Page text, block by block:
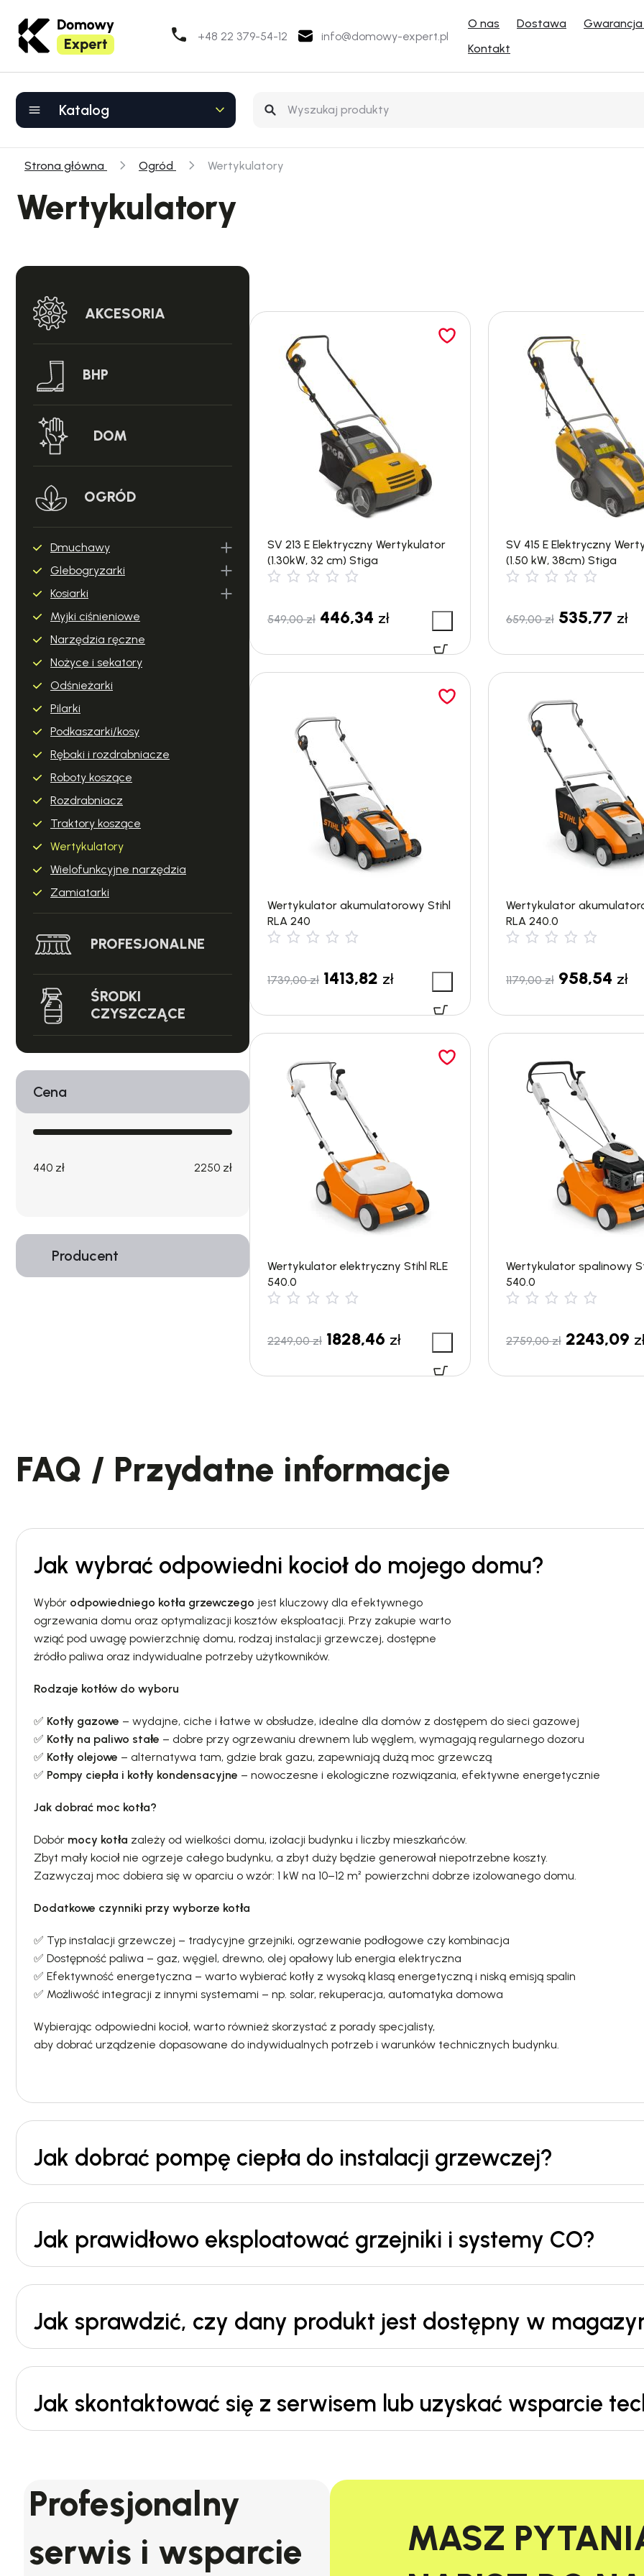
+48 22 379-54-12 info@domowy-expert.pl
O nas Dostawa
Kontakt
Katalog
Strona główna Ogród Wertykulatory
Wertykulatory
AKCESORIA
BHP
DOM
OGRÓD
Dmuchawy
Glebogryzarki
Kosiarki
Myjki ciśnieniowe
Narzędzia ręczne
Nożyce i sekatory
Odśnieżarki
Pilarki
Podkaszarki/kosy
Rębaki i rozdrabniacze
Roboty koszące
Rozdrabniacz
Traktory koszące
Wertykulatory
Wielofunkcyjne narzędzia
Zamiatarki
PROFESJONALNE
ŚRODKI
CZYSZCZĄCE
Cena
440 zł 2250 zł
Producent
SV 213 E Elektryczny Wertykulator
(1.30kW, 32 cm) Stiga
549,00zł 446,34 zł
SV 415 E Elektryczny
(1.50 kW, 38cm) Stiga
659,00zł 535,77 zł
Wertykulator akumulatorowy Stihl
RLA 240
1739,00zł 1413,82 zł
Wertykulator
RLA 240.0
1179,00zł 958,54 zł
Wertykulator elektryczny Stihl RLE
540.0
2249,00zł 1828,46 zł
Wertykulator spalinowy
540.0
2759,00zł 2243,09 zł
FAQ / Przydatne informacje
Jak wybrać odpowiedni kocioł do mojego domu?
Wybór odpowiedniego kotła grzewczego jest kluczowy dla efektywnego
ogrzewania domu oraz optymalizacji kosztów eksploatacji. Przy zakupie warto
wziąć pod uwagę powierzchnię domu, rodzaj instalacji grzewczej, dostępne
źródło paliwa oraz indywidualne potrzeby użytkowników.
Rodzaje kotłów do wyboru
✅ Kotły gazowe – wydajne, ciche i łatwe w obsłudze, idealne dla domów z dostępem do sieci gazowej
✅ Kotły na paliwo stałe – dobre przy ogrzewaniu drewnem lub węglem, wymagają regularnego dozoru
✅ Kotły olejowe – alternatywa tam, gdzie brak gazu, zapewniają dużą moc grzewczą
✅ Pompy ciepła i kotły kondensacyjne – nowoczesne i ekologiczne rozwiązania, efektywne energetycznie
Jak dobrać moc kotła?
Dobór mocy kotła zależy od wielkości domu, izolacji budynku i liczby mieszkańców.
Zbyt mały kocioł nie ogrzeje całego budynku, a zbyt duży będzie generował niepotrzebne koszty.
Zazwyczaj moc dobiera się w oparciu o wzór: 1 kW na 10–12 m² powierzchni dobrze izolowanego domu.
Dodatkowe czynniki przy wyborze kotła
✅ Typ instalacji grzewczej – tradycyjne grzejniki, ogrzewanie podłogowe czy kombinacja
✅ Dostępność paliwa – gaz, węgiel, drewno, olej opałowy lub energia elektryczna
✅ Efektywność energetyczna – warto wybierać kotły z wysoką klasą energetyczną i niską emisją spalin
✅ Możliwość integracji z innymi systemami – np. solar, rekuperacja, automatyka domowa
Wybierając odpowiedni kocioł, warto również skorzystać z porady specjalisty,
aby dobrać urządzenie dopasowane do indywidualnych potrzeb i warunków technicznych budynku.
Jak dobrać pompę ciepła do instalacji grzewczej?
Jak prawidłowo eksploatować grzejniki i systemy CO?
Jak sprawdzić, czy dany produkt jest dostępny w
Jak skontaktować się z serwisem lub uzyskać wsparcie
Profesjonalny
serwis i wsparcie
MASZ